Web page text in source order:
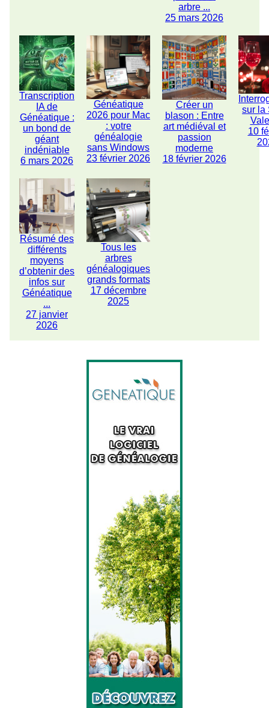
arbre ...
25 mars 2026
Transcription
IA de
Généatique :
un bond de
géant
indéniable
6 mars 2026
Généatique
2026 pour Mac
: votre
généalogie
sans Windows
23 février 2026
Créer un
blason : Entre
art médiéval et
passion
moderne
18 février 2026
sur la
10
Résumé des
différents
moyens
d’obtenir des
infos sur
Généatique
...
27 janvier
2026
Tous les
arbres
généalogiques
grands formats
17 décembre
2025